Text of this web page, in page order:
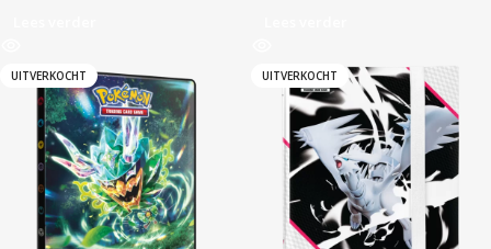
UITVERKOCHT UITVERKOCHT